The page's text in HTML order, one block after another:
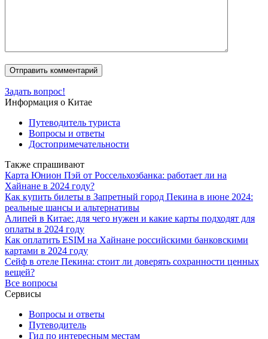
Задать вопрос!
Информация о Китае
Путеводитель туриста
Вопросы и ответы
Достопримечательности
Также спрашивают
Карта Юнион Пэй от Россельхозбанка: работает ли на
Хайнане в 2024 году?
Как купить билеты в Запретный город Пекина в июне 2024:
реальные шансы и альтернативы
Алипей в Китае: для чего нужен и какие карты подходят для
оплаты в 2024 году
Как оплатить ESIM на Хайнане российскими банковскими
картами в 2024 году
Сейф в отеле Пекина: стоит ли доверять сохранности ценных
вещей?
Все вопросы
Сервисы
Вопросы и ответы
Путеводитель
Гид по интересным местам